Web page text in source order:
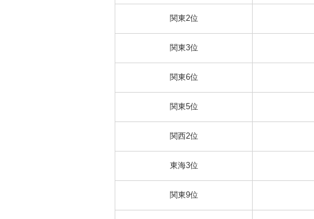
関東2位
関東3位
関東6位
関東5位
関西2位
東海3位
関東9位